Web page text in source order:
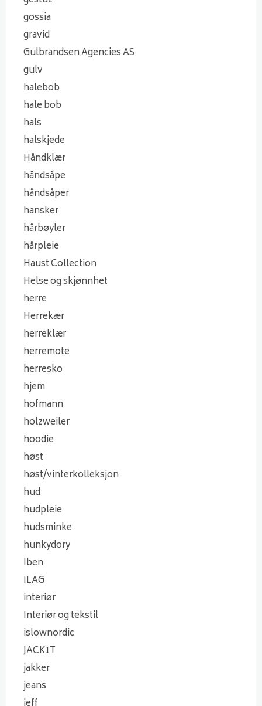
gossia
gravid
Gulbrandsen Agencies AS
gulv
halebob
hale bob
hals
halskjede
Håndklær
håndsåpe
håndsåper
hansker
hårbøyler
hårpleie
Haust Collection
Helse og skjønnhet
herre
Herrekær
herreklær
herremote
herresko
hjem
hofmann
holzweiler
hoodie
høst
høst/vinterkolleksjon
hud
hudpleie
hudsminke
hunkydory
Iben
ILAG
interiør
Interiør og tekstil
islownordic
JACK1T
jakker
jeans